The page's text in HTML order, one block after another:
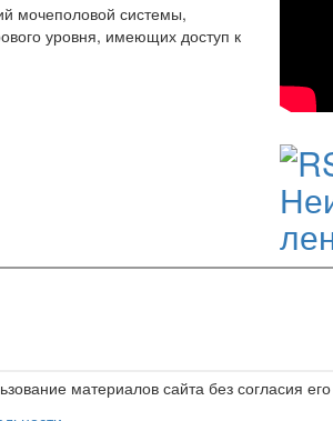
мочеполовой системы,
уровня, имеющих доступ к
материалов сайта без согласия